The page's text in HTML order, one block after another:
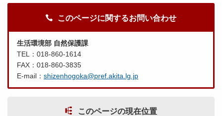
このページに関するお問い合わせ
生活環境部 自然保護課
TEL：018-860-1614
FAX：018-860-3835
E-mail： shizenhogoka@pref.akita.lg.jp
このページの現在位置